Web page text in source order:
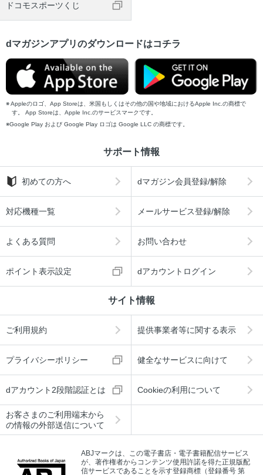
ドコモスポーツくじ
dマガジンアプリのダウンロードはコチラ
Appleのロゴ、App Storeは、米国もしくはその他の国や地域におけるApple Inc.の商標で
す。 App Storeは、Apple Inc.のサービスマークです。
Google Play および Google Play ロゴは Google LLC の商標です。
サポート情報
初めての方へ dマガジン会員登録/解除
対応機種一覧 メールサービス登録/解除
よくある質問 お問い合わせ
ポイント表示設定 dアカウントログイン
サイト情報
ご利用規約 提供事業者等に関する表示
プライバシーポリシー 健全なサービスに向けて
dアカウント2段階認証とは Cookieの利用について
お客さまのご利用端末から
の情報の外部送信について
ABJマークは、この電子書店・電子書籍配信サービス
が、著作権者からコンテンツ使用許諾を得た正規版配
信サービスであることを示す登録商標（登録番号 第